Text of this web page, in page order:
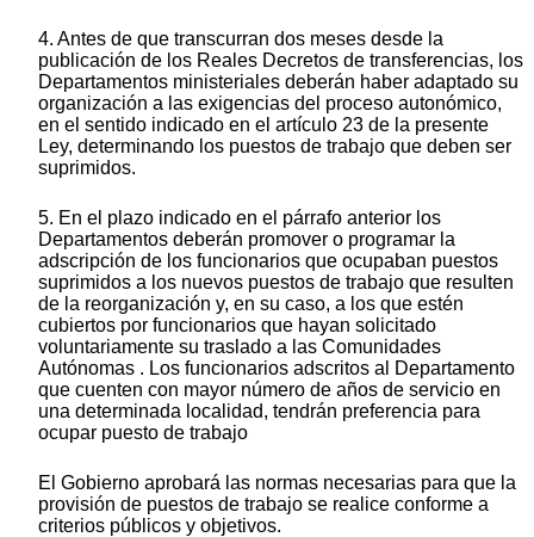
4. Antes de que transcurran dos meses desde la
publicación de los Reales Decretos de transferencias, los
Departamentos ministeriales deberán haber adaptado su
organización a las exigencias del proceso autonómico,
en el sentido indicado en el artículo 23 de la presente
Ley, determinando los puestos de trabajo que deben ser
suprimidos.
5. En el plazo indicado en el párrafo anterior los
Departamentos deberán promover o programar la
adscripción de los funcionarios que ocupaban puestos
suprimidos a los nuevos puestos de trabajo que resulten
de la reorganización y, en su caso, a los que estén
cubiertos por funcionarios que hayan solicitado
voluntariamente su traslado a las Comunidades
Autónomas . Los funcionarios adscritos al Departamento
que cuenten con mayor número de años de servicio en
una determinada localidad, tendrán preferencia para
ocupar puesto de trabajo
El Gobierno aprobará las normas necesarias para que la
provisión de puestos de trabajo se realice conforme a
criterios públicos y objetivos.